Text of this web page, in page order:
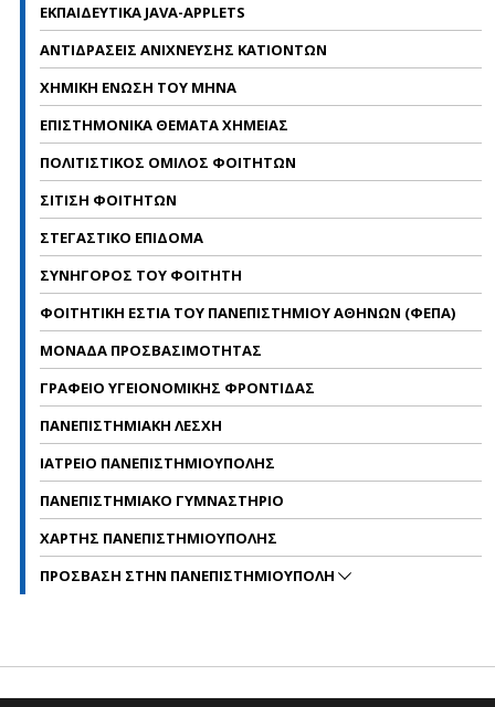
ΕΚΠΑΙΔΕΥΤΙΚΑ JAVA-APPLETS
ΑΝΤΙΔΡΑΣΕΙΣ ΑΝΙΧΝΕΥΣΗΣ ΚΑΤΙΟΝΤΩΝ
ΧΗΜΙΚΗ ΕΝΩΣΗ ΤΟΥ ΜΗΝΑ
ΕΠΙΣΤΗΜΟΝΙΚΑ ΘΕΜΑΤΑ ΧΗΜΕΙΑΣ
ΠΟΛΙΤΙΣΤΙΚΟΣ ΟΜΙΛΟΣ ΦΟΙΤΗΤΩΝ
ΣΙΤΙΣΗ ΦΟΙΤΗΤΩΝ
ΣΤΕΓΑΣΤΙΚΟ ΕΠΙΔΟΜΑ
ΣΥΝΗΓΟΡΟΣ ΤΟΥ ΦΟΙΤΗΤΗ
ΦΟΙΤΗΤΙΚΗ ΕΣΤΙΑ ΤΟΥ ΠΑΝΕΠΙΣΤΗΜΙΟΥ ΑΘΗΝΩΝ (ΦΕΠΑ)
ΜΟΝΑΔΑ ΠΡΟΣΒΑΣΙΜΟΤΗΤΑΣ
ΓΡΑΦΕΙΟ ΥΓΕΙΟΝΟΜΙΚΗΣ ΦΡΟΝΤΙΔΑΣ
ΠΑΝΕΠΙΣΤΗΜΙΑΚΗ ΛΕΣΧΗ
ΙΑΤΡΕΙΟ ΠΑΝΕΠΙΣΤΗΜΙΟΥΠΟΛΗΣ
ΠΑΝΕΠΙΣΤΗΜΙΑΚΟ ΓΥΜΝΑΣΤΗΡΙΟ
ΧΑΡΤΗΣ ΠΑΝΕΠΙΣΤΗΜΙΟΥΠΟΛΗΣ
ΠΡΟΣΒΑΣΗ ΣΤΗΝ ΠΑΝΕΠΙΣΤΗΜΙΟΥΠΟΛΗ